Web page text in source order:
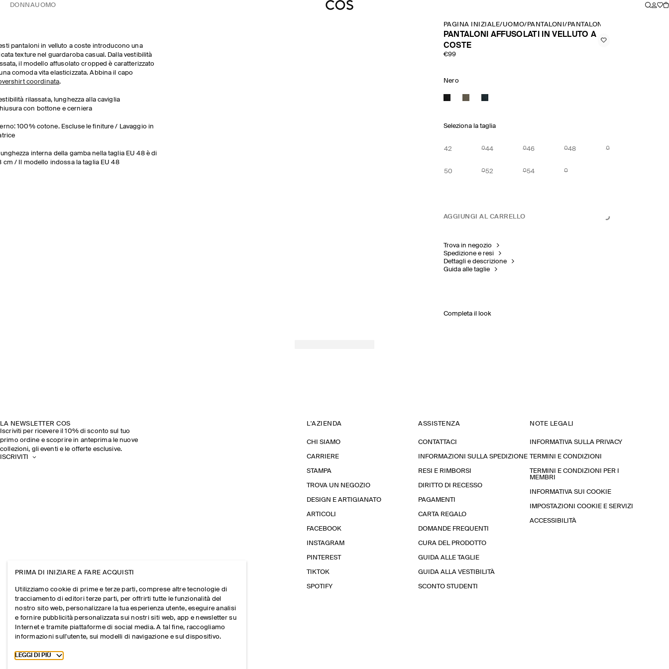
DONNAUOMO
pantaloni in velluto a coste introducono una
texture nel guardaroba casual. Dalla vestibilità
il modello affusolato cropped è caratterizzato
comoda vita elasticizzata. Abbina il capo
coordinata.
rilassata, lunghezza alla caviglia
con bottone e cerniera
100% cotone. Escluse le finiture / Lavaggio in
interna della gamba nella taglia EU 48 è di
cm / Il modello indossa la taglia EU 48
PAGINA INIZIALE/UOMO/ PANTALONI/ PANTALONI AFFUSOLATI IN
PANTALONI AFFUSOLATI IN VELLUTO A
COSTE
€99
Nero
Seleziona la taglia
42 44 46 48
50 52 54
AGGIUNGI AL CARRELLO
Trova in negozio
Spedizione e resi
Dettagli e descrizione
Guida alle taglie
Completa il look
LA NEWSLETTER COS
Iscriviti per ricevere il 10% di sconto sul tuo
primo ordine e scoprire in anteprima le nuove
collezioni, gli eventi e le offerte esclusive.
ISCRIVITI
L'AZIENDA
CHI SIAMO
CARRIERE
STAMPA
TROVA UN NEGOZIO
DESIGN E ARTIGIANATO
ARTICOLI
FACEBOOK
INSTAGRAM
PINTEREST
TIKTOK
SPOTIFY
ASSISTENZA
CONTATTACI
INFORMAZIONI SULLA SPEDIZIONE
RESI E RIMBORSI
DIRITTO DI RECESSO
PAGAMENTI
CARTA REGALO
DOMANDE FREQUENTI
CURA DEL PRODOTTO
GUIDA ALLE TAGLIE
GUIDA ALLA VESTIBILITÀ
SCONTO STUDENTI
NOTE LEGALI
INFORMATIVA SULLA PRIVACY
TERMINI E CONDIZIONI
TERMINI E CONDIZIONI PER I
MEMBRI
INFORMATIVA SUI COOKIE
IMPOSTAZIONI COOKIE E SERVIZI
ACCESSIBILITÀ
PRIMA DI INIZIARE A FARE ACQUISTI
Utilizziamo cookie di prime e terze parti, comprese altre tecnologie di
tracciamento di editori terze parti, per offrirti tutte le funzionalità del
nostro sito web, personalizzare la tua esperienza utente, eseguire analisi
e fornire pubblicità personalizzata sui nostri siti web, app e newsletter su
Internet e tramite piattaforme di social media. A tal fine, raccogliamo
informazioni sull'utente, sui modelli di navigazione e sul dispositivo.
Toggle more cookie information
LEGGI DI PIÙ